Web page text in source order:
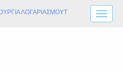
ΛΟΓΑΡΙΑΣΜΟΎT